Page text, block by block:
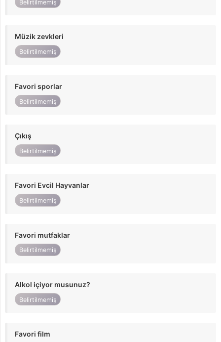
Belirtilmemiş
Müzik zevkleri
Belirtilmemiş
Favori sporlar
Belirtilmemiş
Çıkış
Belirtilmemiş
Favori Evcil Hayvanlar
Belirtilmemiş
Favori mutfaklar
Belirtilmemiş
Alkol içiyor musunuz?
Belirtilmemiş
Favori film